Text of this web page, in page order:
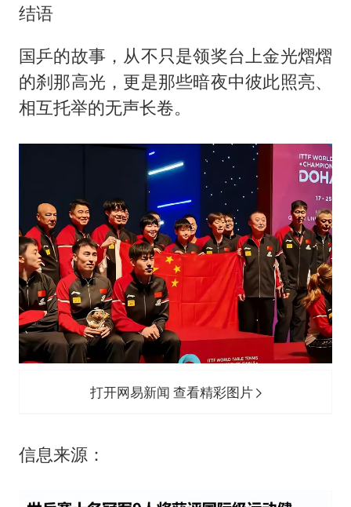
结语
国乒的故事，从不只是领奖台上金光熠熠
的刹那高光，更是那些暗夜中彼此照亮、
相互托举的无声长卷。
打开网易新闻 查看精彩图片
信息来源：